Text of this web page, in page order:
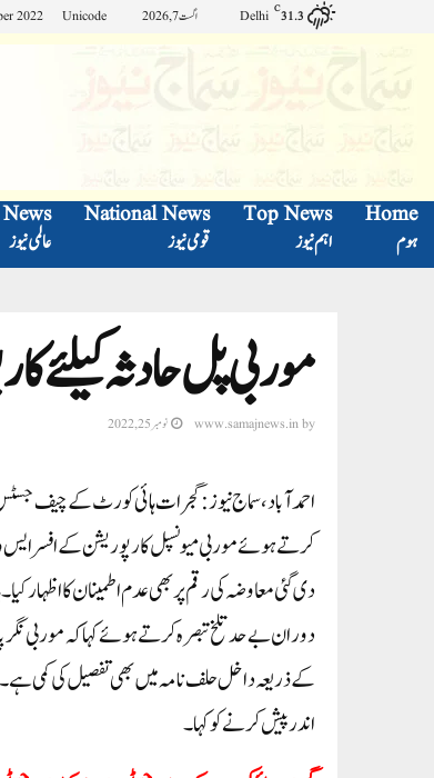
31.3
C
Delhi اگست 7, 2026 Unicode
2022
Home
ہوم
Top News
اہم نیوز
National News
قومی نیوز
عالمی نیوز
موربی پل حادثہ کیلئے
by
www.samajnews.in نومبر 25, 2022
کرتے ہوئے موربی میونسپل کارپوریشن کے افسر
دی گئی معاوضہ کی رقم پر بھی عدم اطمینان کا
دوران بے حد تلخ تبصرہ کرتے ہوئے کہا کہ موربی نگر
اندر پیش کرنے کو کہا۔